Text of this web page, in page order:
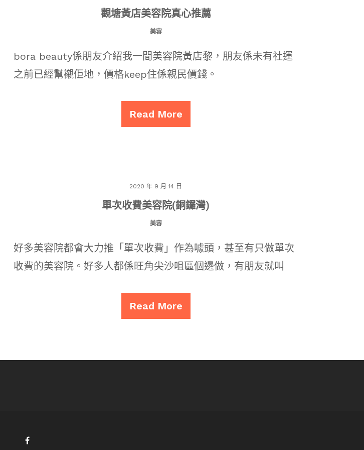
觀塘黃店美容院真心推薦
美容
bora beauty係朋友介紹我一間美容院黃店黎，朋友係未有社運
之前已經幫襯佢地，價格keep住係親民價錢。
Read More
2020 年 9 月 14 日
單次收費美容院(銅鑼灣)
美容
好多美容院都會大力推「單次收費」作為噱頭，甚至有只做單次
收費的美容院。好多人都係旺角尖沙咀區個邊做，有朋友就叫
Read More